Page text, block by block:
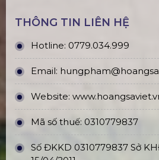
THÔNG TIN LIÊN HỆ
Hotline: 0779.034.999
Email:
Website:
Mã số thuế: 0310779837
Số ĐKKD 0310779837 Sở